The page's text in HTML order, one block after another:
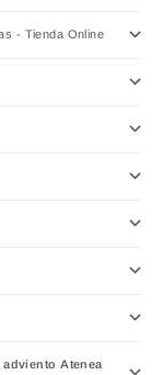
- Tienda Online
Atenea